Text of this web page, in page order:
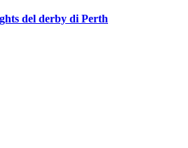
del derby di Perth